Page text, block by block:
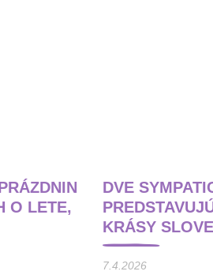
O LETE,
DVE
KRÁSY
7.4.2026